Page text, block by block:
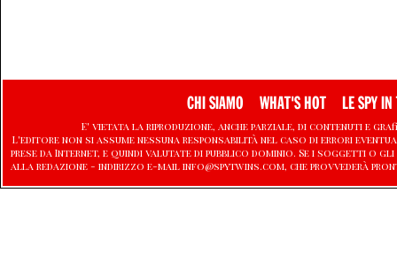
CHI SIAMO WHAT'S HOT LE SPY IN
E' vietata la riproduzione, anche parziale, di contenuti e
L'editore non si assume nessuna responsabilità nel caso di errori
prese da Internet, e quindi valutate di pubblico dominio. Se i soggetti
alla redazione - indirizzo e-mail info@spytwins.com, che provvederà